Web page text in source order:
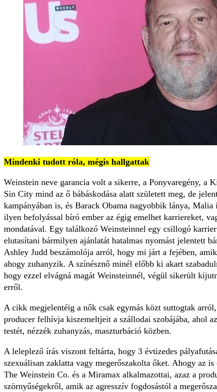
Mindenki tudott róla, mégis hallgattak
Weinstein neve garancia volt a sikerre, a Ponyvaregény, a
Sin City mind az ő bábáskodása alatt született meg, de
kampányában is, és Barack Obama nagyobbik lánya,
ilyen befolyással bíró ember az égig emelhet karriereket,
mondatával. Egy találkozó Weinsteinnel egy csillogó
elutasítani bármilyen ajánlatát hatalmas nyomást jelentett
Ashley Judd beszámolója arról, hogy mi járt a fejében,
ahogy zuhanyzik. A színésznő minél előbb ki akart
hogy ezzel elvágná magát Weinsteinnél, végül sikerült
erről.
A cikk megjelentéig a nők csak egymás közt suttogtak
producer felhívja kiszemeltjeit a szállodai szobájába, ahol
testét, nézzék zuhanyzás, maszturbáció közben.
A leleplező írás viszont feltárta, hogy 3 évtizedes
szexuálisan zaklatta vagy megerőszakolta őket. Ahogy az
The Weinstein Co. és a Miramax alkalmazottai, azaz a
szörnyűségekről, amik az agresszív fogdosástól a